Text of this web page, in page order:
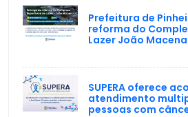
Prefeitura de
reforma do
Lazer João
SUPERA oferece
atendimento
pessoas com